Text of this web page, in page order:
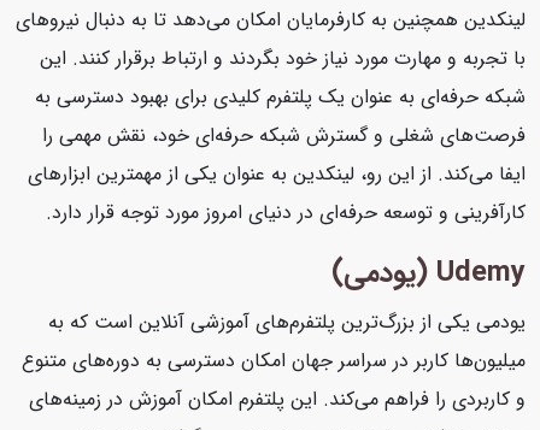
لینکدین همچنین به کارفرمایان امکان می‌دهد تا به دنبال نیروهای
با تجربه و مهارت مورد نیاز خود بگردند و ارتباط برقرار کنند. این
شبکه حرفه‌ای به عنوان یک پلتفرم کلیدی برای بهبود دسترسی به
فرصت‌های شغلی و گسترش شبکه حرفه‌ای خود، نقش مهمی را
ایفا می‌کند. از این رو، لینکدین به عنوان یکی از مهمترین ابزارهای
کارآفرینی و توسعه حرفه‌ای در دنیای امروز مورد توجه قرار دارد.
Udemy (یودمی)
یودمی یکی از بزرگ‌ترین پلتفرم‌های آموزشی آنلاین است که به
میلیون‌ها کاربر در سراسر جهان امکان دسترسی به دوره‌های متنوع
و کاربردی را فراهم می‌کند. این پلتفرم امکان آموزش در زمینه‌های